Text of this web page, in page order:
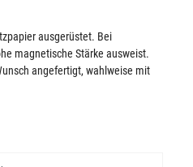
ausgerüstet. Bei
magnetische Stärke ausweist.
angefertigt, wahlweise mit